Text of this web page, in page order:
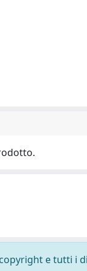
e tutti i